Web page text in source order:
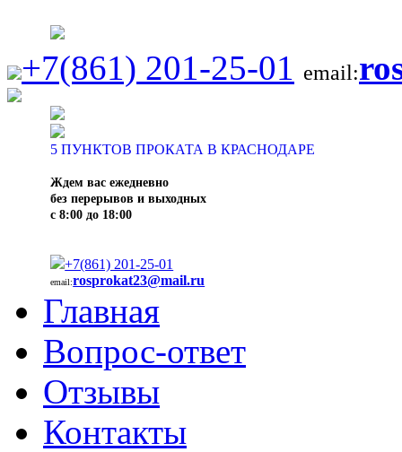
+7(861) 201-25-01 email:
5 ПУНКТОВ ПРОКАТА В КРАСНОДАРЕ
Ждем вас ежедневно
без перерывов и выходных
с 8:00 до 18:00
+7(861) 201-25-01
email:rosprokat23@mail.ru
Главная
Вопрос-ответ
Отзывы
Контакты